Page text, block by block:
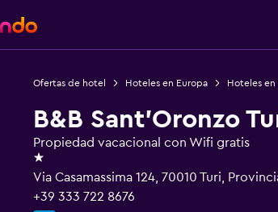
Ofertas de hotel Hoteles en Europa Hoteles en
B&B Sant'Oronzo
Propiedad vacacional con Wifi gratis
1 estrella
Via Casamassima 124, 70010 Turi,
+39 333 722 8676